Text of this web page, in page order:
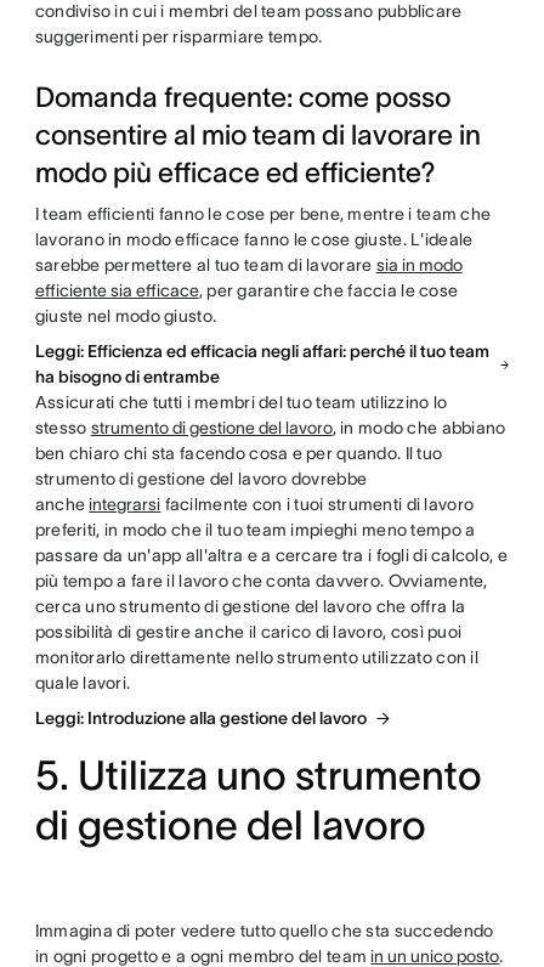
condiviso in cui i membri del team possano pubblicare
suggerimenti per risparmiare tempo.
Domanda frequente: come posso
consentire al mio team di lavorare in
modo più efficace ed efficiente?
I team efficienti fanno le cose per bene, mentre i team che
lavorano in modo efficace fanno le cose giuste. L'ideale
sarebbe permettere al tuo team di lavorare sia in modo
efficiente sia efficace, per garantire che faccia le cose
giuste nel modo giusto.
Leggi: Efficienza ed efficacia negli affari: perché il tuo team
ha bisogno di entrambe
Assicurati che tutti i membri del tuo team utilizzino lo
stesso strumento di gestione del lavoro, in modo che abbiano
ben chiaro chi sta facendo cosa e per quando. Il tuo
strumento di gestione del lavoro dovrebbe
anche integrarsi facilmente con i tuoi strumenti di lavoro
preferiti, in modo che il tuo team impieghi meno tempo a
passare da un'app all'altra e a cercare tra i fogli di calcolo, e
più tempo a fare il lavoro che conta davvero. Ovviamente,
cerca uno strumento di gestione del lavoro che offra la
possibilità di gestire anche il carico di lavoro, così puoi
monitorarlo direttamente nello strumento utilizzato con il
quale lavori.
Leggi: Introduzione alla gestione del lavoro
5. Utilizza uno strumento
di gestione del lavoro
Immagina di poter vedere tutto quello che sta succedendo
in ogni progetto e a ogni membro del team in un unico posto.